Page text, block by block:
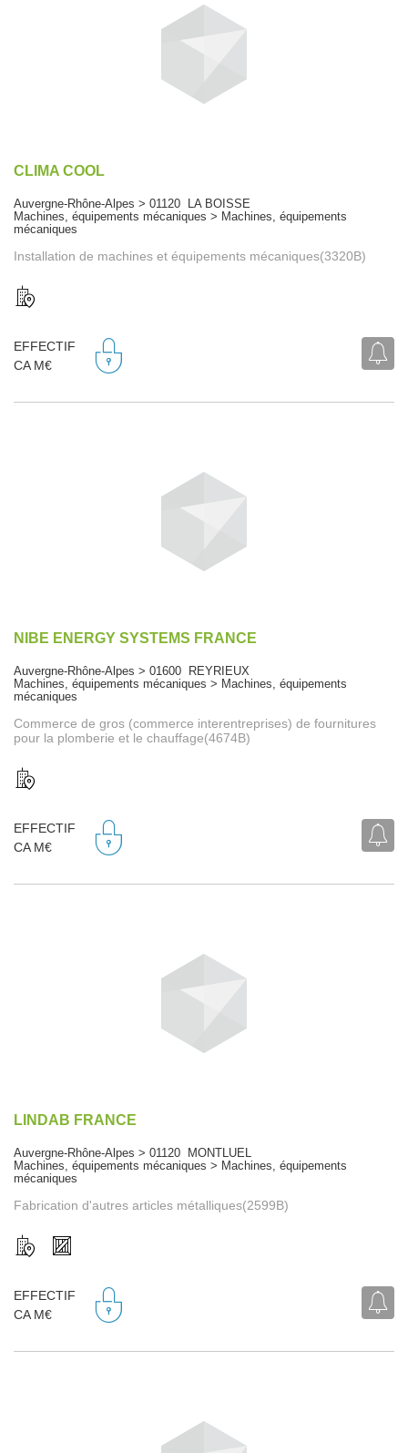
CLIMA COOL
Auvergne-Rhône-Alpes > 01120 LA BOISSE
Machines, équipements mécaniques > Machines, équipements
mécaniques
Installation de machines et équipements mécaniques(3320B)
EFFECTIF
CA M€
NIBE ENERGY SYSTEMS FRANCE
Auvergne-Rhône-Alpes > 01600 REYRIEUX
Machines, équipements mécaniques > Machines, équipements
mécaniques
Commerce de gros (commerce interentreprises) de fournitures
pour la plomberie et le chauffage(4674B)
EFFECTIF
CA M€
LINDAB FRANCE
Auvergne-Rhône-Alpes > 01120 MONTLUEL
Machines, équipements mécaniques > Machines, équipements
mécaniques
Fabrication d'autres articles métalliques(2599B)
EFFECTIF
CA M€